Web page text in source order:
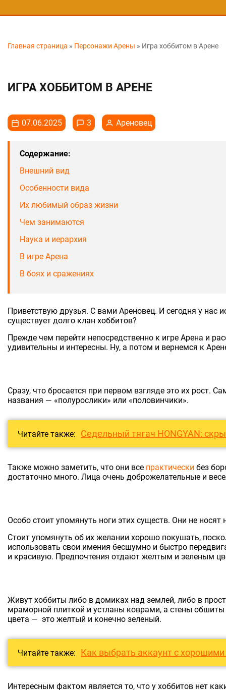
Главная страница » Персонажи Арены » Игра хоббитом в Арене
ИГРА ХОББИТОМ В АРЕНЕ
07.06.2025 3 Ареновец
Содержание:
Внешний вид
Особенности вида
Их любимый образ жизни
Чем занимаются
Наука и иерархия
В игре Арена
В боях и сражениях
Приветствую друзья. С вами Ареновец. И сегодня у нас
существует долго клан хоббитов?
Прежде чем перейти непосредственно к игре Арена и
удивительны и интересны. Ну, а потом и вернемся к
Сразу, что бросается при первом взгляде это их рост.
названия — «полурослики» или «половинчики».
Читайте также: Седельный тягач HONGYAN:
Также можно заметить, что они все практически без
достаточно много. Лица очень доброжелательные и
Особо стоит упомянуть ноги этих существ. Они не
Стоит упомянуть об их желании хорошо покушать,
использовать свои имения бесшумно и быстро
и красивую. Предпочтения отдают желтым и зеленым
Живут хоббиты либо в домиках над землей, либо в
мраморной плиткой и устланы коврами, а стены
цвета — это желтый и конечно зеленый.
Читайте также: Как выбрать аккаунт с
Интересным фактом является то, что у хоббитов нет